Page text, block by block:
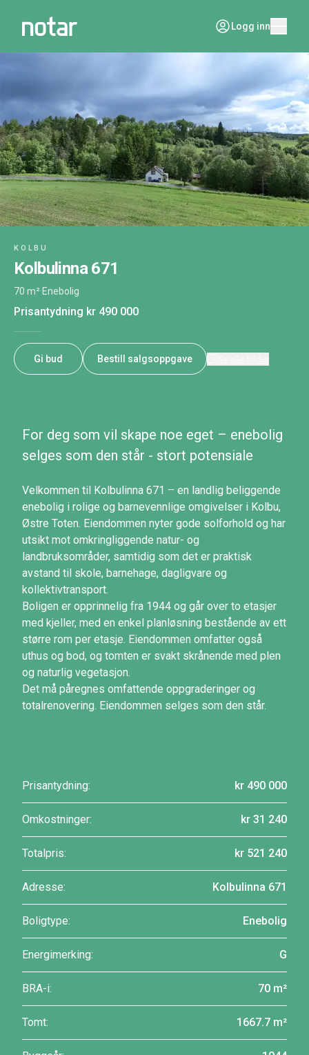
Logg inn
KOLBU
Kolbulinna 671
70 m²·Enebolig
Prisantydning kr 490 000
Gi bud Bestill salgsoppgave
For deg som vil skape noe eget – enebolig
selges som den står - stort potensiale
Velkommen til Kolbulinna 671 – en landlig beliggende
enebolig i rolige og barnevennlige omgivelser i Kolbu,
Østre Toten. Eiendommen nyter gode solforhold og har
utsikt mot omkringliggende natur- og
landbruksområder, samtidig som det er praktisk
avstand til skole, barnehage, dagligvare og
kollektivtransport.
Boligen er opprinnelig fra 1944 og går over to etasjer
med kjeller, med en enkel planløsning bestående av ett
større rom per etasje. Eiendommen omfatter også
uthus og bod, og tomten er svakt skrånende med plen
og naturlig vegetasjon.
Det må påregnes omfattende oppgraderinger og
totalrenovering. Eiendommen selges som den står.
Prisantydning: kr 490 000
Omkostninger: kr 31 240
Totalpris: kr 521 240
Adresse: Kolbulinna 671
Boligtype: Enebolig
Energimerking: G
BRA-i: 70 m²
Tomt: 1667.7 m²